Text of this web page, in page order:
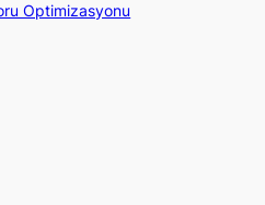
Optimizasyonu